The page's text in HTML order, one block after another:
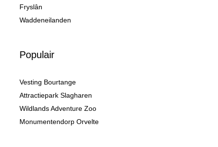
Fryslân
Waddeneilanden
Populair
Vesting Bourtange
Attractiepark Slagharen
Wildlands Adventure Zoo
Monumentendorp Orvelte